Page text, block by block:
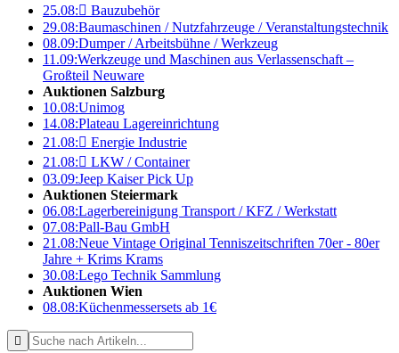
25.08: Bauzubehör
29.08:Baumaschinen / Nutzfahrzeuge / Veranstaltungstechnik
08.09:Dumper / Arbeitsbühne / Werkzeug
11.09:Werkzeuge und Maschinen aus Verlassenschaft –
Großteil Neuware
Auktionen Salzburg
10.08:Unimog
14.08:Plateau Lagereinrichtung
21.08: Energie Industrie
21.08: LKW / Container
03.09:Jeep Kaiser Pick Up
Auktionen Steiermark
06.08:Lagerbereinigung Transport / KFZ / Werkstatt
07.08:Pall-Bau GmbH
21.08:Neue Vintage Original Tenniszeitschriften 70er - 80er
Jahre + Krims Krams
30.08:Lego Technik Sammlung
Auktionen Wien
08.08:Küchenmessersets ab 1€
